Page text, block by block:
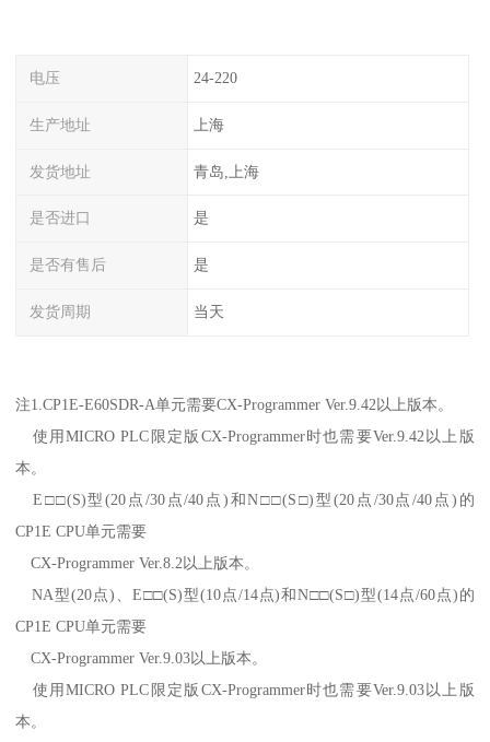
电压 24-220
生产地址 上海
发货地址 青岛,上海
是否进口 是
是否有售后 是
发货周期 当天
注1.CP1E-E60SDR-A单元需要CX-Programmer Ver.9.42以上版本。
使用MICRO PLC限定版CX-Programmer时也需要Ver.9.42以上版
本。
E□□(S)型(20点/30点/40点)和N□□(S□)型(20点/30点/40点)的
CP1E CPU单元需要
CX-Programmer Ver.8.2以上版本。
NA型(20点)、E□□(S)型(10点/14点)和N□□(S□)型(14点/60点)的
CP1E CPU单元需要
CX-Programmer Ver.9.03以上版本。
使用MICRO PLC限定版CX-Programmer时也需要Ver.9.03以上版
本。